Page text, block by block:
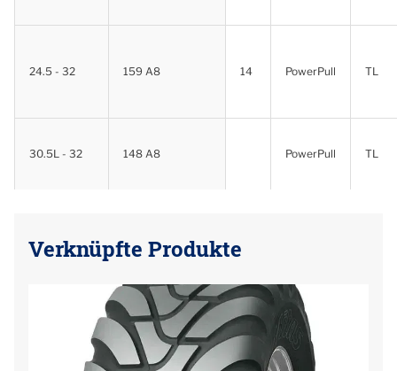
24.5 - 32 159 A8 14 PowerPull TL
30.5L - 32 148 A8 PowerPull TL
Verknüpfte Produkte